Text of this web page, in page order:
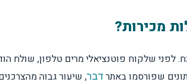
מכירות?
לפני שלקוח פוטנציאלי מרים טלפון,
שפורסמו באתר דבר, שיעור גבוה